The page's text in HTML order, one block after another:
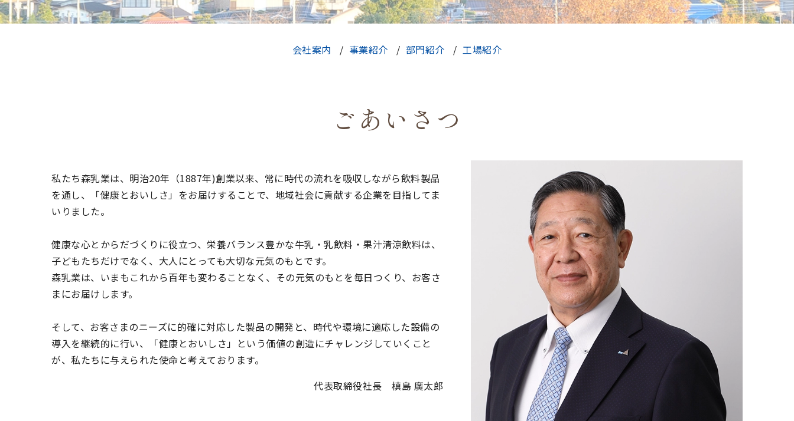
会社案内 事業紹介 部門紹介 工場紹介
ごあいさつ
私たち森乳業は、明治20年（1887年)創業以来、常に時代の流れを吸収しながら飲料製品
を通し、「健康とおいしさ」をお届けすることで、地域社会に貢献する企業を目指してま
いりました。
健康な心とからだづくりに役立つ、栄養バランス豊かな牛乳・乳飲料・果汁清涼飲料は、
子どもたちだけでなく、大人にとっても大切な元気のもとです。
森乳業は、いまもこれから百年も変わることなく、その元気のもとを毎日つくり、お客さ
まにお届けします。
そして、お客さまのニーズに的確に対応した製品の開発と、時代や環境に適応した設備の
導入を継続的に行い、「健康とおいしさ」という価値の創造にチャレンジしていくこと
が、私たちに与えられた使命と考えております。
代表取締役社長 槙島 廣太郎